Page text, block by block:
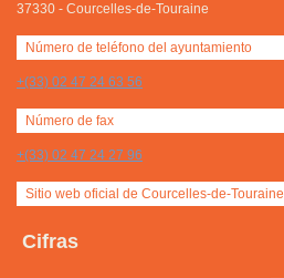
37330 - Courcelles-de-Touraine
Número de teléfono del ayuntamiento
+(33) 02 47 24 63 56
Número de fax
+(33) 02 47 24 27 96
Sitio web oficial de Courcelles-de-Touraine
Cifras